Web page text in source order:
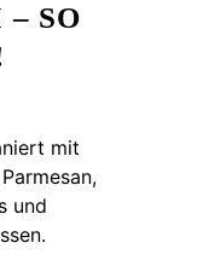
SO
mit
und